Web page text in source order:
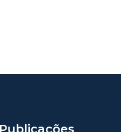
Publicações